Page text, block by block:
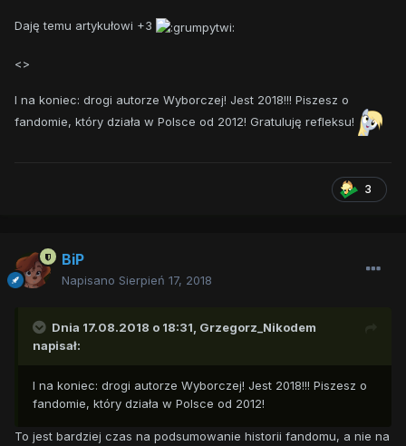
Daję temu artykułowi +3
<>
I na koniec: drogi autorze Wyborczej! Jest 2018!!! Piszesz o
fandomie, który działa w Polsce od 2012! Gratuluję refleksu!
3
BiP
Napisano Sierpień 17, 2018
Dnia 17.08.2018 o 18:31, Grzegorz_Nikodem
napisał:
I na koniec: drogi autorze Wyborczej! Jest 2018!!! Piszesz o
fandomie, który działa w Polsce od 2012!
To jest bardziej czas na podsumowanie historii fandomu, a nie na